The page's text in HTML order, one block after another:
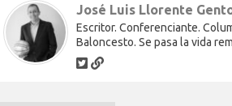
José Luis Llorente
Escritor. Conferenciante.
Baloncesto. Se pasa la vida